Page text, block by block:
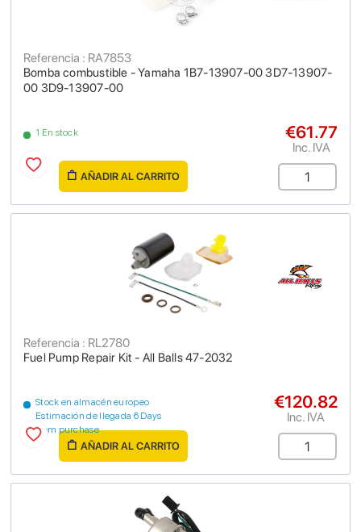
Bomba combustible - Yamaha 1B7-13907-00 3D7-13907-
00 3D9-13907-00
Referencia : RA7853
1 En stock €61.77
Inc. IVA
AÑADIR AL CARRITO
Fuel Pump Repair Kit - All Balls 47-2032
Referencia : RL2780
Stock en almacén europeo
Estimación de llegada 6 Days
from purchase
€120.82
Inc. IVA
AÑADIR AL CARRITO